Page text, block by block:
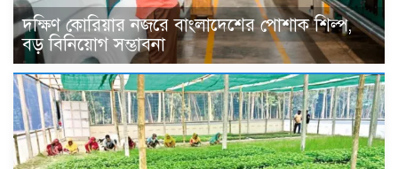
দক্ষিণ কোরিয়ার নজরে বাংলাদেশের পোশাক শিল্প,
বড় বিনিয়োগ সম্ভাবনা